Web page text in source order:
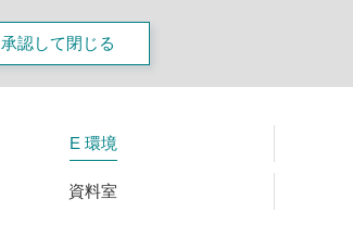
承認して閉じる
E 環境
資料室